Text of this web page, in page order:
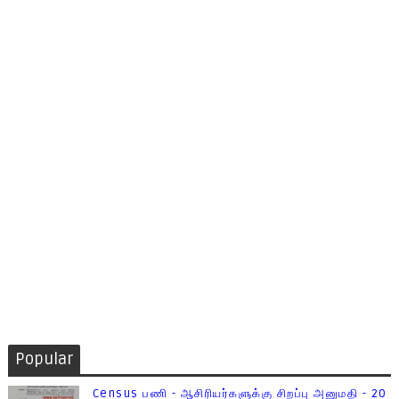
Popular
Census பணி - ஆசிரியர்களுக்கு சிறப்பு அனுமதி - 20